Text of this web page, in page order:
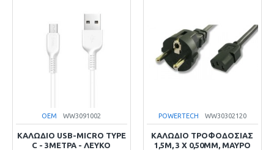
OEM WW3091002
ΚΑΛΩΔΙΟ USB-MICRO TYPE
C - 3ΜΈΤΡΑ - ΛΕΥΚΌ
POWERTECH WW30302120
ΚΑΛΩΔΙΟ ΤΡΟΦΟΔΟΣΙΑΣ
1,5M, 3 X 0,50MM, ΜΑΎΡΟ